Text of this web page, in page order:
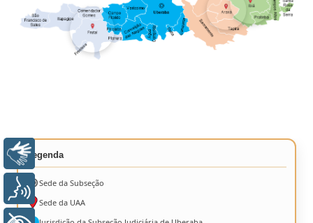
Legenda
Sede da Subseção
Sede da UAA
Libras
Voz